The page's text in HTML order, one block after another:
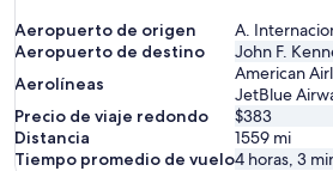
Aeropuerto de origen
A.
Aeropuerto de destino
John F.
Aerolíneas
American
JetBlue
Precio de viaje redondo
$383
Distancia
1559 mi
Tiempo promedio de vuelo4 horas, 3